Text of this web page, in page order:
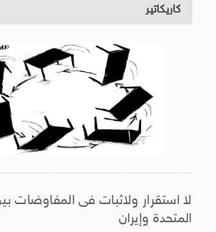
كاريكاتير
لا استقرار ولاثبات فى المفاوضات
المتحدة وإيران